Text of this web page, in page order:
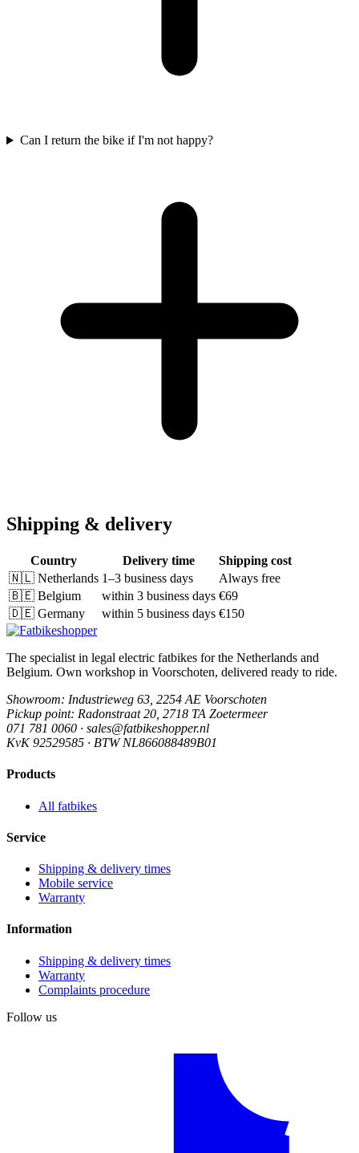
Can I return the bike if I'm not happy?
Shipping & delivery
Country Delivery time
Shipping cost
🇳🇱 Netherlands 1–3 business days
Always free
🇧🇪 Belgium within 3 business days €69
🇩🇪 Germany within 5 business days €150
The specialist in legal electric fatbikes for the Netherlands and
Belgium. Own workshop in Voorschoten, delivered ready to ride.
Showroom: Industrieweg 63, 2254 AE Voorschoten
Pickup point: Radonstraat 20, 2718 TA Zoetermeer
071 781 0060 · sales@fatbikeshopper.nl
KvK 92529585 · BTW NL866088489B01
Products
All fatbikes
Service
Shipping & delivery times
Mobile service
Warranty
Information
Shipping & delivery times
Warranty
Complaints procedure
Follow us